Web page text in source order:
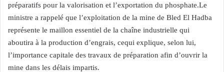
préparatifs pour la valorisation et l’exportation du phosphate.Le
ministre a rappelé que l’exploitation de la mine de Bled El Hadba
représente le maillon essentiel de la chaîne industrielle qui
aboutira à la production d’engrais, cequi explique, selon lui,
l’importance capitale des travaux de préparation afin d’ouvrir la
mine dans les délais impartis.